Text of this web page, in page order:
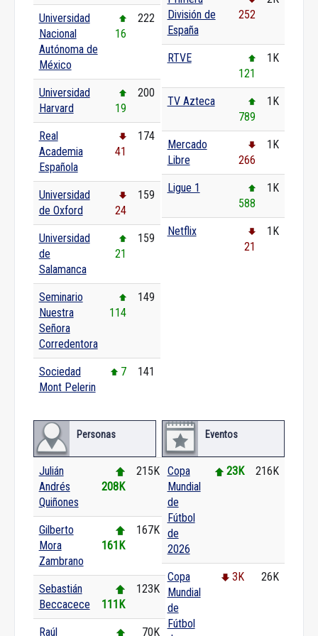
Universidad
Nacional
Autónoma de
México
16
222
Universidad
Harvard
19
200
Real
Academia
Española
41
174
Universidad
de Oxford
24
159
Universidad
de
Salamanca
21
159
Seminario
Nuestra
Señora
Corredentora
114
149
Sociedad
Mont Pelerin
7 141
División de
España
252
RTVE
121
1K
TV Azteca
789
1K
Mercado
Libre
266
1K
Ligue 1
588
1K
Netflix
21
1K
Personas
Julián
Andrés
Quiñones
208K
215K
Gilberto
Mora
Zambrano
161K
167K
Sebastián
Beccacece
111K
123K
Raúl
70K
Eventos
Copa
Mundial
de
Fútbol
de
2026
23K 216K
Copa
Mundial
de
Fútbol
3K 26K